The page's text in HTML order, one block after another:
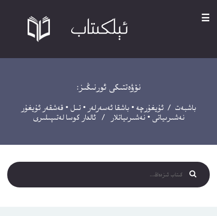
☰
نۆۋەتتىكى ئورنىڭىز:
باشبەت /ئۇيغۇرچە •باشقا ئەسەرلەر •تىل • قەشقەر ئۇيغۇر
نەشىرىياتى •نەشىرىياتلار / ئالدار كوسا لەتىپىلىرى